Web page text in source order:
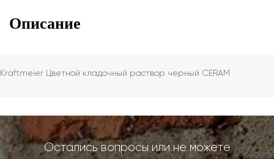
Описание
Kraftmeier Цветной кладочный раствор черный CERAM
Остались вопросы или не можете